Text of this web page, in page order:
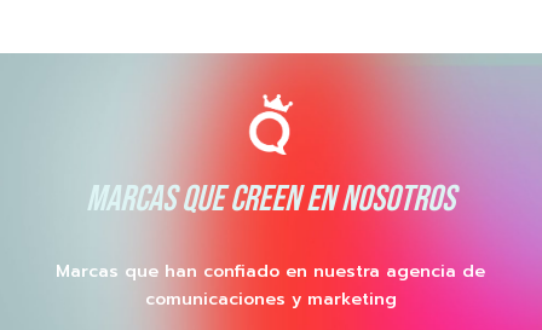
MARCAS QUE CREEN EN NOSOTROS
Marcas que han confiado en nuestra agencia de
comunicaciones y marketing